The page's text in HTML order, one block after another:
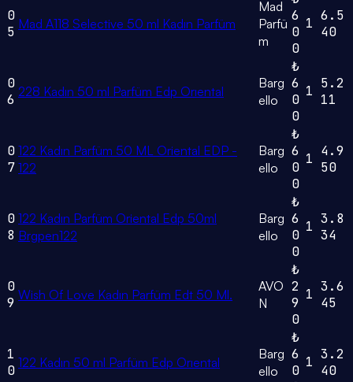
0
5 Mad A118 Selective 50 ml Kadın Parfüm
Mad
Parfü
m
6
0
0
1 6.5
40
0
6 228 Kadın 50 ml Parfüm Edp Orıental
Barg
ello
₺
6
0
0
1 5.2
11
0
7
122 Kadın Parfüm 50 ML Oriental EDP -
122
Barg
ello
₺
6
0
0
1 4.9
50
0
8
122 Kadın Parfüm Oriental Edp 50ml
Brgpen122
Barg
ello
₺
6
0
0
1 3.8
34
0
9 Wish Of Love Kadın Parfüm Edt 50 Ml.
AVO
N
₺
2
9
0
1 3.6
45
1
0 122 Kadın 50 ml Parfüm Edp Orıental
Barg
ello
₺
6
0
1 3.2
40